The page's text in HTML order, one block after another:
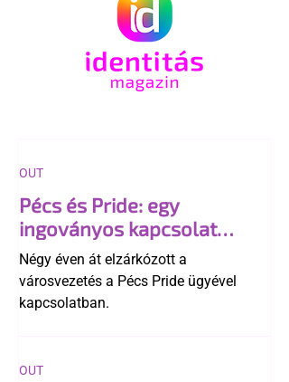
Pécs és Pride: egy
ingoványos kapcsolat
története
Négy éven át elzárkózott a
városvezetés a Pécs Pride ügyével
kapcsolatban.
OUT
OUT